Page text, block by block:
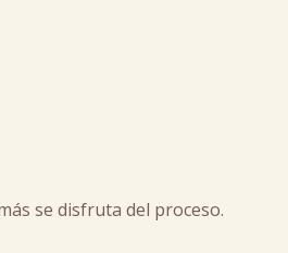
se disfruta del proceso.